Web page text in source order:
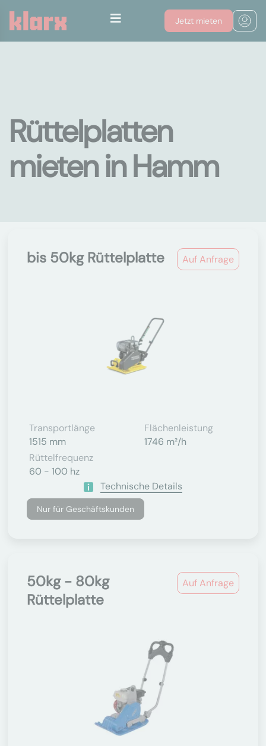
Jetzt mieten
Rüttelplatten
mieten in Hamm
Auf Anfrage
bis 50kg Rüttelplatte
Transportlänge
1515 mm
Flächenleistung
1746 m²/h
Rüttelfrequenz
60 - 100 hz
Technische Details
Nur für Geschäftskunden
Auf Anfrage
50kg - 80kg
Rüttelplatte